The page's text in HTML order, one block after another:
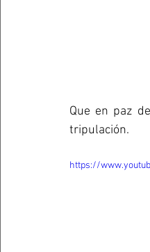
Que en paz
tripulación.
https://